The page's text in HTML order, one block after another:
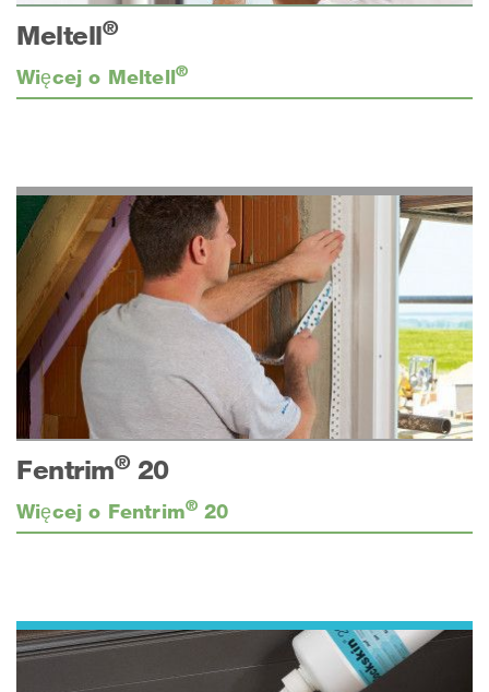
Meltell®
Więcej o Meltell®
Fentrim®20
Więcej o Fentrim® 20